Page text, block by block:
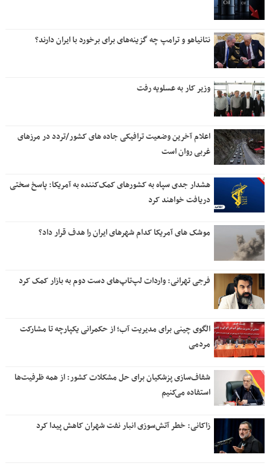
نتانیاهو و ترامپ چه گزینه‌های برای برخورد با ایران دارند؟
وزیر کار به عسلویه رفت
اعلام آخرین وضعیت ترافیکی جاده های کشور/تردد در مرزهای
غربی روان است
هشدار جدی سپاه به کشورهای کمک‌کننده به آمریکا: پاسخ سختی
دریافت خواهند کرد
موشک های آمریکا کدام شهرهای ایران را هدف قرار داد؟
فرجی تهرانی: واردات لپ‌تاپ‌های دست دوم به بازار کمک کرد
الگوی چینی برای مدیریت آب؛ از حکمرانی یکپارچه تا مشارکت
مردمی
شفاف‌سازی پزشکیان برای حل مشکلات کشور: از همه ظرفیت‌ها
استفاده می‌کنیم
زاکانی: خطر آتش‌سوزی انبار نفت شهران کاهش پیدا کرد